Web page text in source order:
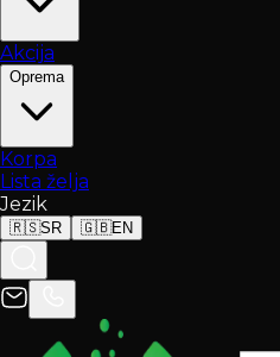
Akcija
Oprema
Korpa
Lista želja
Jezik
🇷🇸SR 🇬🇧EN